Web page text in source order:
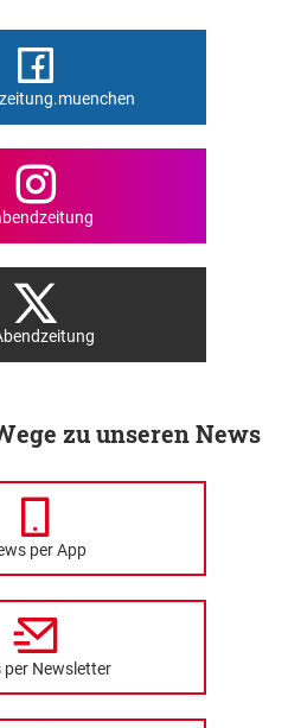
zu unseren News
per App
per Newsletter